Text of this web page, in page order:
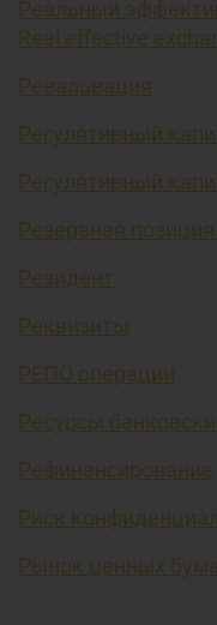
Реальный
Real effective
Ревальвация
Регулятивный
Регулятивный
Резервная
Резидент
Реквизиты
РЕПО операции
Ресурсы
Рефинансирование
Риск
Рынок ценных